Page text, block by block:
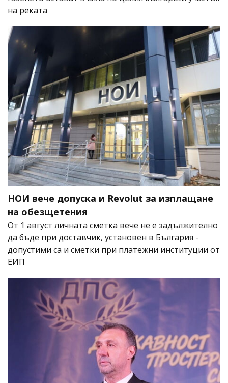
на реката
НОИ вече допуска и Revolut за изплащане
на обезщетения
От 1 август личната сметка вече не е задължително
да бъде при доставчик, установен в България -
допустими са и сметки при платежни институции от
ЕИП